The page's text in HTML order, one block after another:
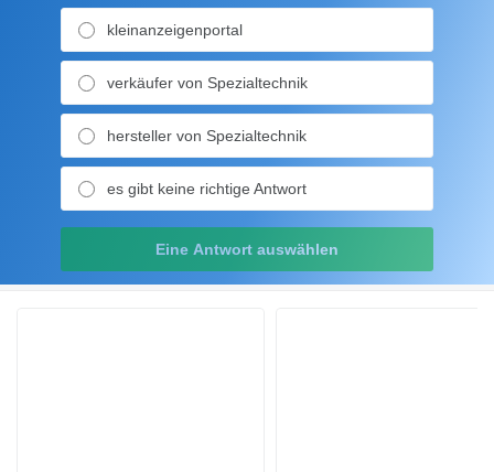
kleinanzeigenportal
verkäufer von Spezialtechnik
hersteller von Spezialtechnik
es gibt keine richtige Antwort
Eine Antwort auswählen